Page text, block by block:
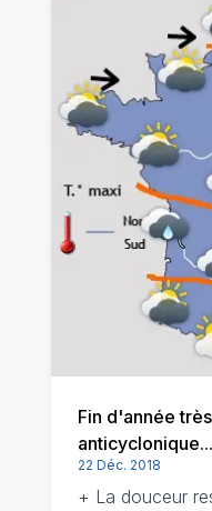
Fin d'année
anticyclonique...
22 Déc. 2018
+ La douceur